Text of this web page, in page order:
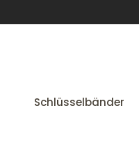
Schlüsselbänder